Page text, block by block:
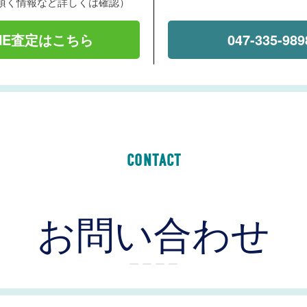
査定はこちら 047-335-
CONTACT
お問い合わせ
ー ー ー ー